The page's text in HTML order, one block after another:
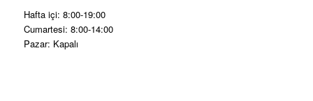
Hafta içi: 8:00-19:00
Cumartesi: 8:00-14:00
Pazar: Kapalı